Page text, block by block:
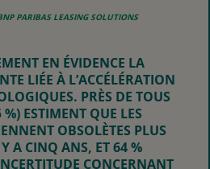
PARIBAS LEASING SOLUTIONS
EN ÉVIDENCE LA
LIÉE À L’ACCÉLÉRATION
PRÈS DE TOUS
ESTIMENT QUE LES
OBSOLÈTES PLUS
A CINQ ANS, ET 64 %
CONCERNANT